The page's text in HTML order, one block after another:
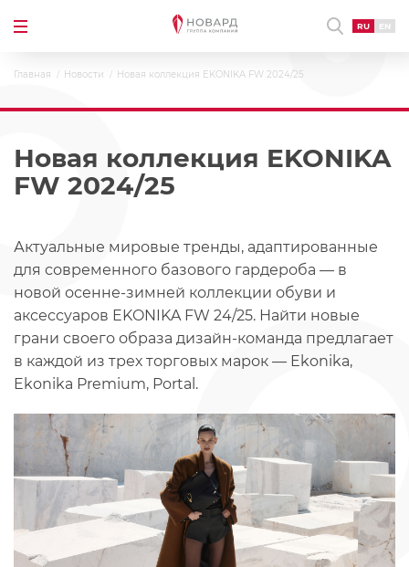
RU EN
Главная Новости Новая коллекция EKONIKA FW 2024/25
Новая коллекция EKONIKA
FW 2024/25
Актуальные мировые тренды, адаптированные
для современного базового гардероба — в
новой осенне-зимней коллекции обуви и
аксессуаров EKONIKA FW 24/25. Найти новые
грани своего образа дизайн-команда предлагает
в каждой из трех торговых марок — Ekonika,
Ekonika Premium, Portal.